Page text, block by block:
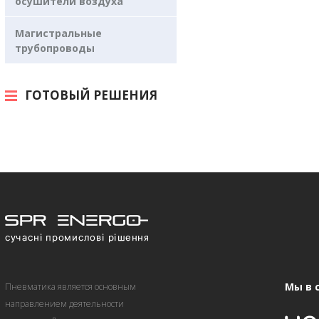
Магистральные
трубопроводы
ГОТОВЫЙ РЕШЕНИЯ
Пневматика является основным
направлением деятельности
Мы в